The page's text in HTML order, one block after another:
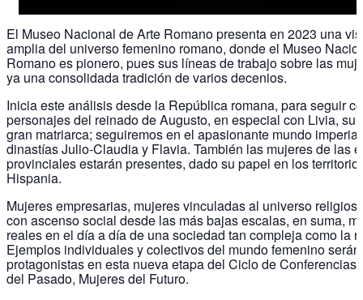
El Museo Nacional de Arte Romano presenta en 2023 una
amplia del universo femenino romano, donde el Museo
Romano es pionero, pues sus líneas de trabajo sobre las
ya una consolidada tradición de varios decenios.
Inicia este análisis desde la República romana, para seguir
personajes del reinado de Augusto, en especial con Livia, su
gran matriarca; seguiremos en el apasionante mundo
dinastías Julio-Claudia y Flavia. También las mujeres de las
provinciales estarán presentes, dado su papel en los
Hispania.
Mujeres empresarias, mujeres vinculadas al universo
con ascenso social desde las más bajas escalas, en suma,
reales en el día a día de una sociedad tan compleja como la
Ejemplos individuales y colectivos del mundo femenino serán
protagonistas en esta nueva etapa del Ciclo de Conferencias
del Pasado, Mujeres del Futuro.